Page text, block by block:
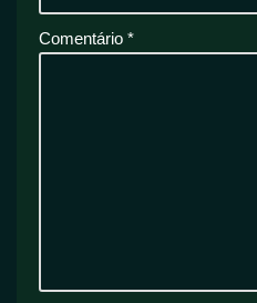
Comentário *